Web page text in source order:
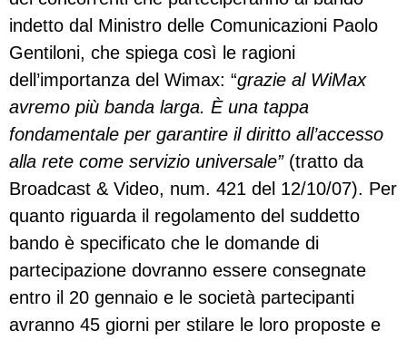
indetto dal Ministro delle Comunicazioni Paolo
Gentiloni, che spiega così le ragioni
dell’importanza del Wimax: “grazie al WiMax
avremo più banda larga. È una tappa
fondamentale per garantire il diritto all’accesso
alla rete come servizio universale”(tratto da
Broadcast & Video, num. 421 del 12/10/07). Per
quanto riguarda il regolamento del suddetto
bando è specificato che le domande di
partecipazione dovranno essere consegnate
entro il 20 gennaio e le società partecipanti
avranno 45 giorni per stilare le loro proposte e